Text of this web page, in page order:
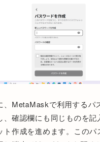
、MetaMaskで利用するパ
、確認欄にも同じものを記
ト作成を進めます。このパ